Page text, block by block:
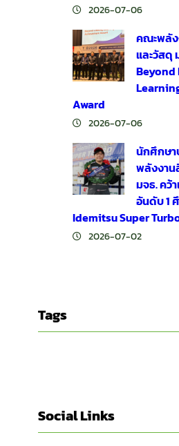
2026-07-06
คณะพลั
และวัสดุ
Beyond
Award
2026-07-06
นักศึกษ
พลังงาน
มจธ. คว้
อันดับ 1
Idemitsu Super
2026-07-02
Tags
Social Links